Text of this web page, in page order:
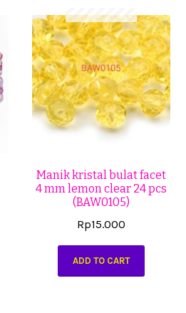
Manik kristal bulat facet
4 mm lemon clear 24 pcs
(BAW0105)
Rp15.000
ADD TO CART